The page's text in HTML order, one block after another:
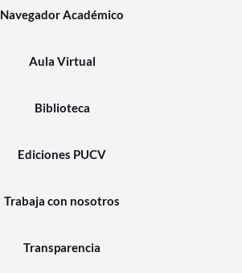
Navegador Académico
Aula Virtual
Biblioteca
Ediciones PUCV
Trabaja con nosotros
Transparencia